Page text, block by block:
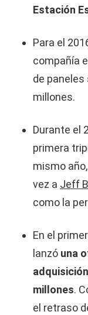
Estación
Para el
compañía
de paneles
millones.
Durante el
primera
mismo
vez a Jeff
como la
En el
lanzó una
millones.
el retraso